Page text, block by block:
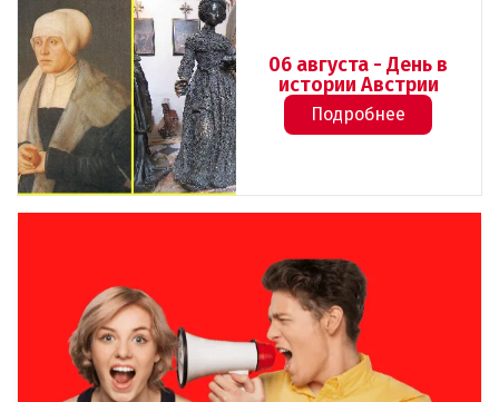
06 августа - День в
истории Австрии
Подробнее